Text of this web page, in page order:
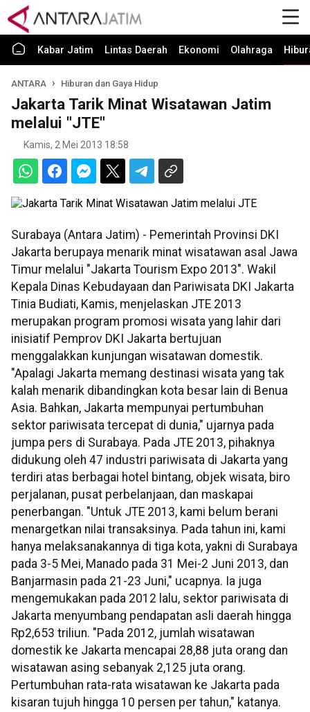
Kabar Jatim Lintas Daerah Ekonomi Olahraga
ANTARA Hiburan dan Gaya Hidup
Jakarta Tarik Minat Wisatawan Jatim
melalui "JTE"
Kamis, 2 Mei 2013 18:58
Surabaya (Antara Jatim) - Pemerintah Provinsi DKI
Jakarta berupaya menarik minat wisatawan asal Jawa
Timur melalui "Jakarta Tourism Expo 2013". Wakil
Kepala Dinas Kebudayaan dan Pariwisata DKI Jakarta
Tinia Budiati, Kamis, menjelaskan JTE 2013
merupakan program promosi wisata yang lahir dari
inisiatif Pemprov DKI Jakarta bertujuan
menggalakkan kunjungan wisatawan domestik.
"Apalagi Jakarta memang destinasi wisata yang tak
kalah menarik dibandingkan kota besar lain di Benua
Asia. Bahkan, Jakarta mempunyai pertumbuhan
sektor pariwisata tercepat di dunia," ujarnya pada
jumpa pers di Surabaya. Pada JTE 2013, pihaknya
didukung oleh 47 industri pariwisata di Jakarta yang
terdiri atas berbagai hotel bintang, objek wisata, biro
perjalanan, pusat perbelanjaan, dan maskapai
penerbangan. "Untuk JTE 2013, kami belum berani
menargetkan nilai transaksinya. Pada tahun ini, kami
hanya melaksanakannya di tiga kota, yakni di Surabaya
pada 3-5 Mei, Manado pada 31 Mei-2 Juni 2013, dan
Banjarmasin pada 21-23 Juni," ucapnya. Ia juga
mengemukakan pada 2012 lalu, sektor pariwisata di
Jakarta menyumbang pendapatan asli daerah hingga
Rp2,653 triliun. "Pada 2012, jumlah wisatawan
domestik ke Jakarta mencapai 28,88 juta orang dan
wisatawan asing sebanyak 2,125 juta orang.
Pertumbuhan rata-rata wisatawan ke Jakarta pada
kisaran tujuh hingga 10 persen per tahun," katanya.